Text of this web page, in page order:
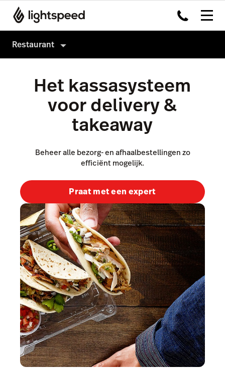
Restaurant
Kassasysteem
Payments
Kitchen Dislpay System
Tableside
Advanced Insights
Inventory
Order Anywhere
Pulse app
Reservations
Tasks
Tempo
GKS 2.0
Benchmarks & Trends
Hardware
Integraties
Prijzen
Het kassasysteem
voor delivery &
takeaway
Beheer alle bezorg- en afhaalbestellingen zo
efficiënt mogelijk.
Praat met een expert